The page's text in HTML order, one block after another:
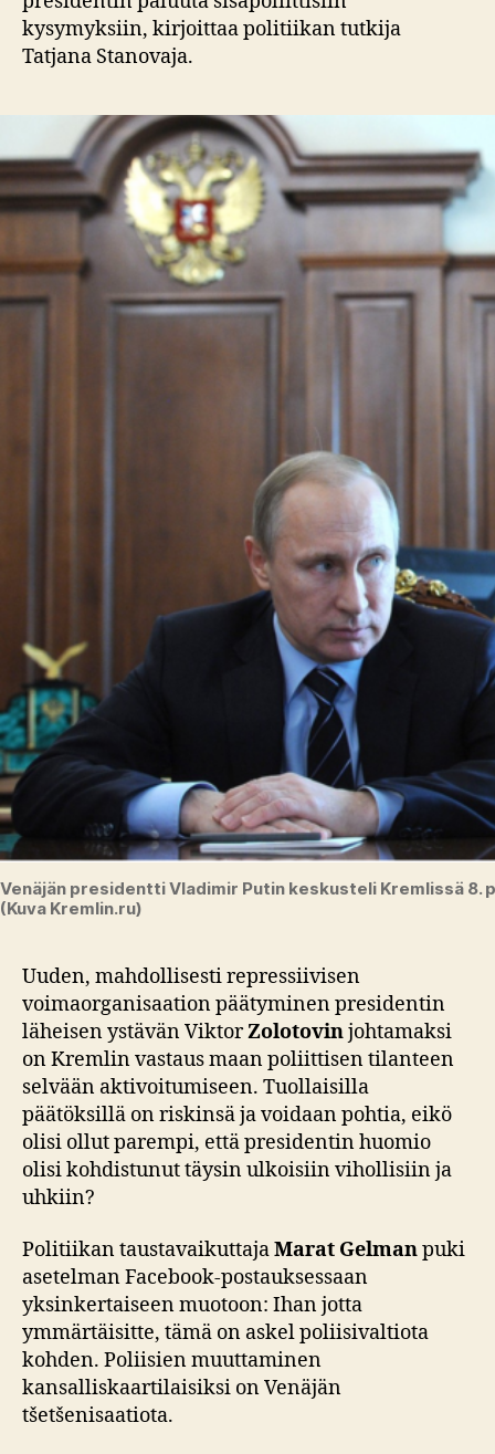
kysymyksiin, kirjoittaa politiikan tutkija
Tatjana Stanovaja.
Venäjän presidentti Vladimir Putin keskusteli Kremlissä 8.
(Kuva Kremlin.ru)
Uuden, mahdollisesti repressiivisen
voimaorganisaation päätyminen presidentin
läheisen ystävän ViktorZolotovinjohtamaksi
on Kremlin vastaus maan poliittisen tilanteen
selvään aktivoitumiseen. Tuollaisilla
päätöksillä on riskinsä ja voidaan pohtia, eikö
olisi ollut parempi, että presidentin huomio
olisi kohdistunut täysin ulkoisiin vihollisiin ja
uhkiin?
Politiikan taustavaikuttajaMarat Gelmanpuki
asetelman Facebook-postauksessaan
yksinkertaiseen muotoon: Ihan jotta
ymmärtäisitte, tämä on askel poliisivaltiota
kohden. Poliisien muuttaminen
kansalliskaartilaisiksi on Venäjän
tšetšenisaatiota.